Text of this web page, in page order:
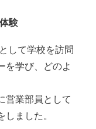
験
して学校を訪問
を学び、どのよ
営業部員として
しました。